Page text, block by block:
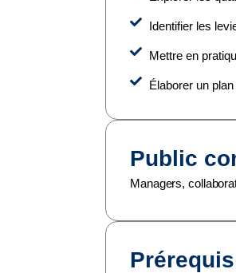
Identifier les
Mettre en
Élaborer un
Public
Managers,
Prérequis